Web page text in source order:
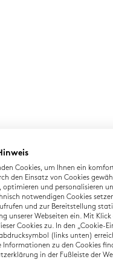
German
Private
TestDaF
Cookies, um Ihnen ein
den Einsatz von Cookies
optimieren und personalisieren
notwendigen Cookies
und zur Bereitstellung
unserer Webseiten ein. Mit
Cookies zu. In den „Cookie-
(links unten)
Informationen zu den Cookies
in der Fußleiste der